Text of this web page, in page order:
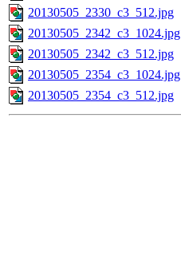
20130505_2330_c3_512.jpg
20130505_2342_c3_1024.jpg
20130505_2342_c3_512.jpg
20130505_2354_c3_1024.jpg
20130505_2354_c3_512.jpg